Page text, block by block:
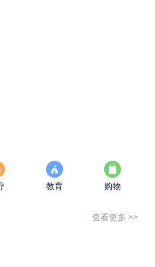
教育 购物
查看更多 >>